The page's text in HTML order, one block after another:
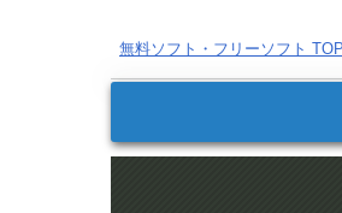
無料ソフト・フリーソフト TOP